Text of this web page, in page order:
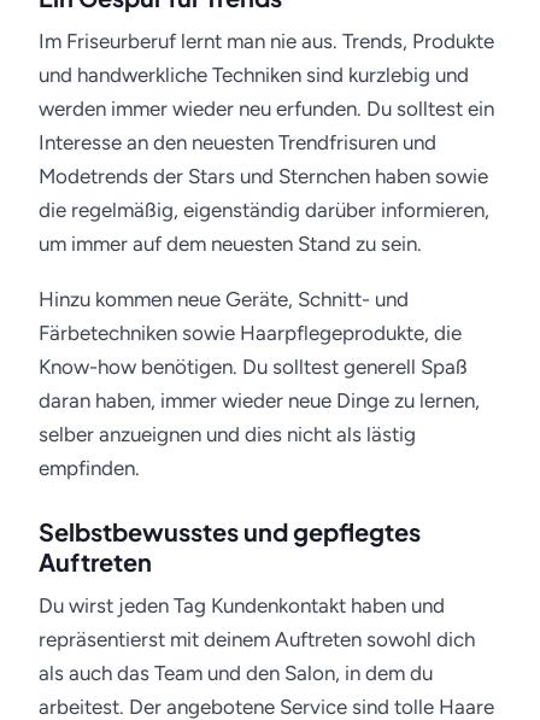
Im Friseurberuf lernt man nie aus. Trends, Produkte
und handwerkliche Techniken sind kurzlebig und
werden immer wieder neu erfunden. Du solltest ein
Interesse an den neuesten Trendfrisuren und
Modetrends der Stars und Sternchen haben sowie
die regelmäßig, eigenständig darüber informieren,
um immer auf dem neuesten Stand zu sein.
Hinzu kommen neue Geräte, Schnitt- und
Färbetechniken sowie Haarpflegeprodukte, die
Know-how benötigen. Du solltest generell Spaß
daran haben, immer wieder neue Dinge zu lernen,
selber anzueignen und dies nicht als lästig
empfinden.
Selbstbewusstes und gepflegtes
Auftreten
Du wirst jeden Tag Kundenkontakt haben und
repräsentierst mit deinem Auftreten sowohl dich
als auch das Team und den Salon, in dem du
arbeitest. Der angebotene Service sind tolle Haare